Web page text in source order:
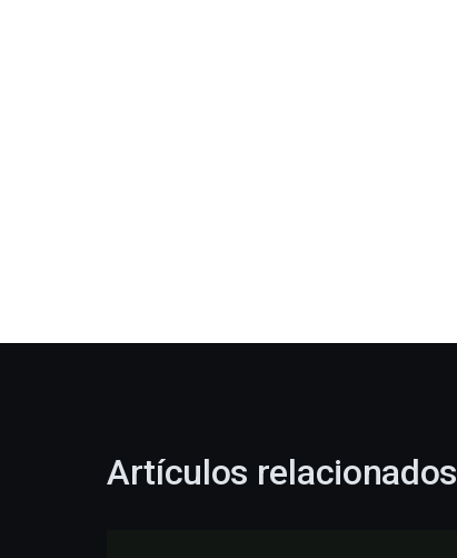
Artículos relacionados